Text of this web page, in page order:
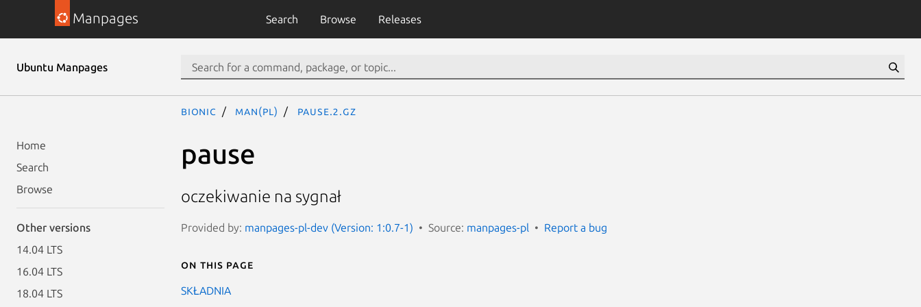
Manpages Search Browse Releases
Ubuntu Manpages
Home
Search
Browse
Other versions
14.04 LTS
16.04 LTS
18.04 LTS
bionic man(pl) pause.2.gz
pause
oczekiwanie na sygnał
Provided by: manpages-pl-dev (Version: 1:0.7-1) Source: manpages-pl Report a bug
On this page
SKŁADNIA